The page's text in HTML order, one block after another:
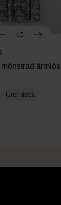
1/5
ärmlös
Gott skick